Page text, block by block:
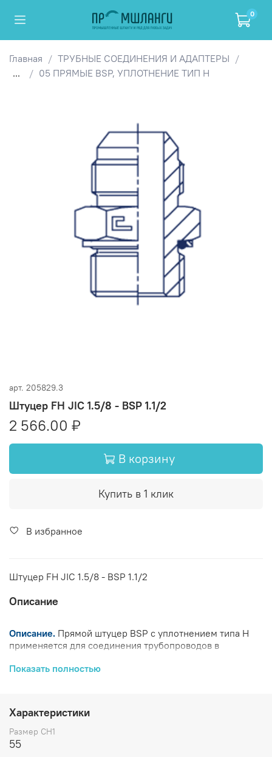
0
Главная
ТРУБНЫЕ СОЕДИНЕНИЯ И АДАПТЕРЫ
...
05 ПРЯМЫЕ BSP, УПЛОТНЕНИЕ ТИП H
арт. 205829.3
Штуцер FH JIC 1.5/8 - BSP 1.1/2
2 566.00 ₽
В корзину
Купить в 1 клик
В избранное
Штуцер FH JIC 1.5/8 - BSP 1.1/2
Описание
Описание. Прямой штуцер BSP с уплотнением типа H
применяется для соединения трубопроводов в
Изготовлен из прочных материалов.
нержавеющей стали, замените первые две цифры
артикула с20....на
Позиция доступна только по запросу.
Характеристики
Показать полностью
Характеристики
Размер CH1
55